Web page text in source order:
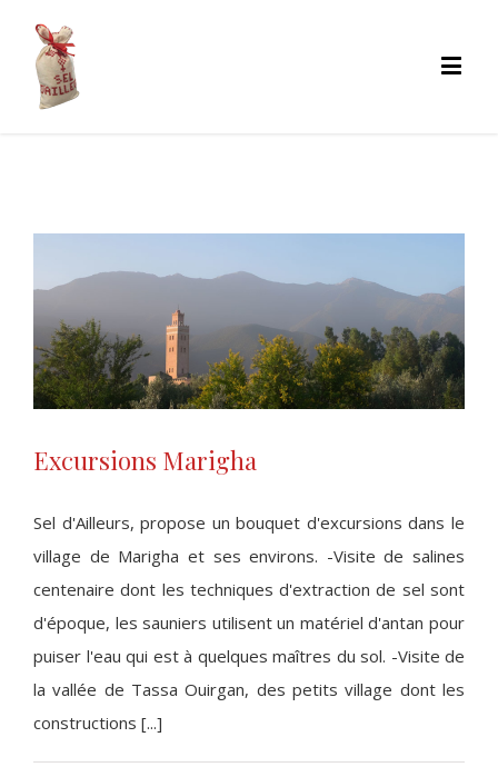
Excursions Marigha
Excursions Marigha
Sel d'Ailleurs, propose un bouquet d'excursions dans le
village de Marigha et ses environs. -Visite de salines
centenaire dont les techniques d'extraction de sel sont
d'époque, les sauniers utilisent un matériel d'antan pour
puiser l'eau qui est à quelques maîtres du sol. -Visite de
la vallée de Tassa Ouirgan, des petits village dont les
constructions [...]